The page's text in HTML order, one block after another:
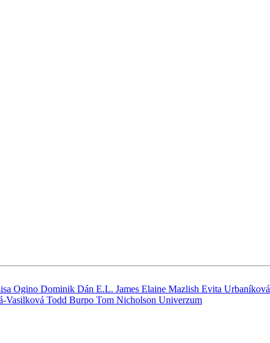
Ogino Dominik Dán E.L. James Elaine Mazlish Evita Urbaníková
Vasilková Todd Burpo Tom Nicholson Univerzum